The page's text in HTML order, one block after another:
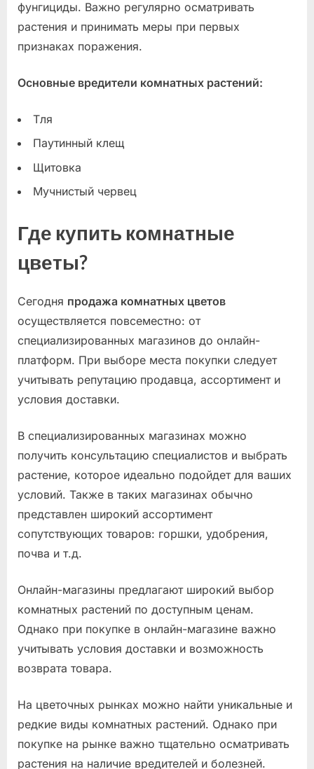
фунгициды. Важно регулярно осматривать
растения и принимать меры при первых
признаках поражения.
Основные вредители комнатных растений:
Тля
Паутинный клещ
Щитовка
Мучнистый червец
Где купить комнатные
цветы?
Сегодня продажа комнатных цветов
осуществляется повсеместно: от
специализированных магазинов до онлайн-
платформ. При выборе места покупки следует
учитывать репутацию продавца, ассортимент и
условия доставки.
В специализированных магазинах можно
получить консультацию специалистов и выбрать
растение, которое идеально подойдет для ваших
условий. Также в таких магазинах обычно
представлен широкий ассортимент
сопутствующих товаров: горшки, удобрения,
почва и т.д.
Онлайн-магазины предлагают широкий выбор
комнатных растений по доступным ценам.
Однако при покупке в онлайн-магазине важно
учитывать условия доставки и возможность
возврата товара.
На цветочных рынках можно найти уникальные и
редкие виды комнатных растений. Однако при
покупке на рынке важно тщательно осматривать
растения на наличие вредителей и болезней.